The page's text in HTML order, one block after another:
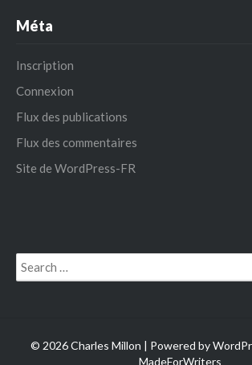
Méta
Inscription
Connexion
Flux des publications
Flux des commentaires
Site de WordPress-FR
Search
for:
© 2026 Charles Millon | Powered by
MadeForWriters